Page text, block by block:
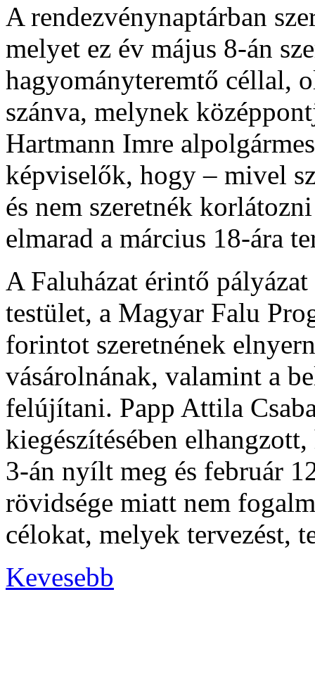
A rendezvénynaptárban
melyet ez év május 8-án
hagyományteremtő céllal,
szánva, melynek
Hartmann Imre
képviselők, hogy – mivel
és nem szeretnék
elmarad a március 18-ára
A Faluházat érintő
testület, a Magyar Falu
forintot szeretnének
vásárolnának, valamint a
felújítani. Papp Attila
kiegészítésében
3-án nyílt meg és február
rövidsége miatt nem
célokat, melyek tervezést,
Kevesebb